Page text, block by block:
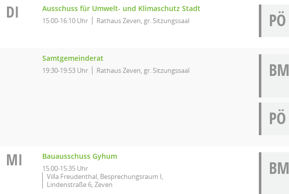
DI Ausschuss für Umwelt- und Klimaschutz Stadt
15:00-16:10 Uhr Rathaus Zeven, gr. Sitzungssaal PÖ
Samtgemeinderat
19:30-19:53 Uhr Rathaus Zeven, gr. Sitzungssaal BM
PÖ
MI Bauausschuss Gyhum
15:00-15:35 Uhr
Villa Freudenthal, Besprechungsraum I,
Lindenstraße 6, Zeven
BM